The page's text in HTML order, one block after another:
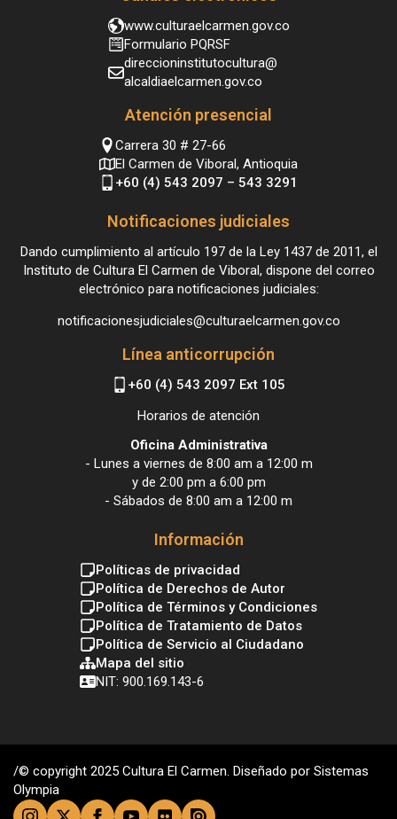
www.culturaelcarmen.gov.co
Formulario PQRSF
direccioninstitutocultura@
alcaldiaelcarmen.gov.co
Atención presencial
Carrera 30 # 27-66
El Carmen de Viboral, Antioquia
+60 (4) 543 2097 – 543 3291
Notificaciones judiciales
Dando cumplimiento al artículo 197 de la Ley 1437 de 2011, el
Instituto de Cultura El Carmen de Viboral, dispone del correo
electrónico para notificaciones judiciales:
notificacionesjudiciales@culturaelcarmen.gov.co
Línea anticorrupción
+60 (4) 543 2097 Ext 105
Horarios de atención
Oficina Administrativa
- Lunes a viernes de 8:00 am a 12:00 m
y de 2:00 pm a 6:00 pm
- Sábados de 8:00 am a 12:00 m
Información
Políticas de privacidad
Política de Derechos de Autor
Política de Términos y Condiciones
Política de Tratamiento de Datos
Política de Servicio al Ciudadano
Mapa del sitio
NIT: 900.169.143-6
/© copyright 2025 Cultura El Carmen. Diseñado por Sistemas
Olympia